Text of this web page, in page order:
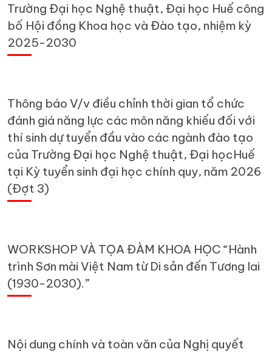
Trường Đại học Nghệ thuật, Đại học Huế công
bố Hội đồng Khoa học và Đào tạo, nhiệm kỳ
2025-2030
Thông báo V/v điều chỉnh thời gian tổ chức
đánh giá năng lực các môn năng khiếu đối với
thí sinh dự tuyển đầu vào các ngành đào tạo
của Trường Đại học Nghệ thuật, Đại họcHuế
tại Kỳ tuyển sinh đại học chính quy, năm 2026
(Đợt 3)
WORKSHOP VÀ TỌA ĐÀM KHOA HỌC “Hành
trình Sơn mài Việt Nam từ Di sản đến Tương lai
(1930-2030).”
Nội dung chính và toàn văn của Nghị quyết